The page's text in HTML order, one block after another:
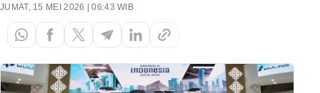
JUMAT, 15 MEI 2026 | 06:43 WIB